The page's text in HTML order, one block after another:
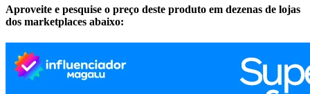
Aproveite e pesquise o preço deste produto em dezenas de lojas
dos marketplaces abaixo: